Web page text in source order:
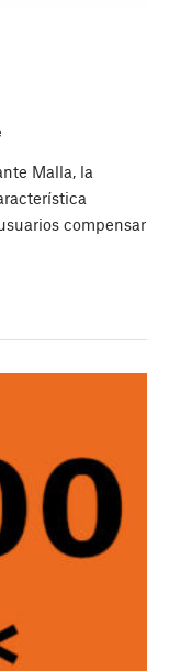
Malla, la
compensar